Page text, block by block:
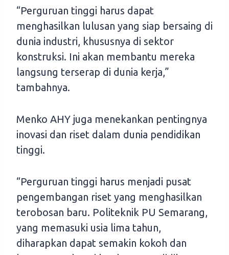
“Perguruan tinggi harus dapat
menghasilkan lulusan yang siap bersaing di
dunia industri, khususnya di sektor
konstruksi. Ini akan membantu mereka
langsung terserap di dunia kerja,”
tambahnya.
Menko AHY juga menekankan pentingnya
inovasi dan riset dalam dunia pendidikan
tinggi.
“Perguruan tinggi harus menjadi pusat
pengembangan riset yang menghasilkan
terobosan baru. Politeknik PU Semarang,
yang memasuki usia lima tahun,
diharapkan dapat semakin kokoh dan